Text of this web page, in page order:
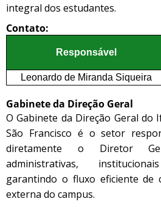
integral dos estudantes.
Contato:
Responsável
Leonardo de Miranda Siqueira
Gabinete da Direção Geral
O Gabinete da Direção Geral do
São Francisco é o setor
diretamente o Diretor
administrativas,
garantindo o fluxo eficiente de
externa do campus.